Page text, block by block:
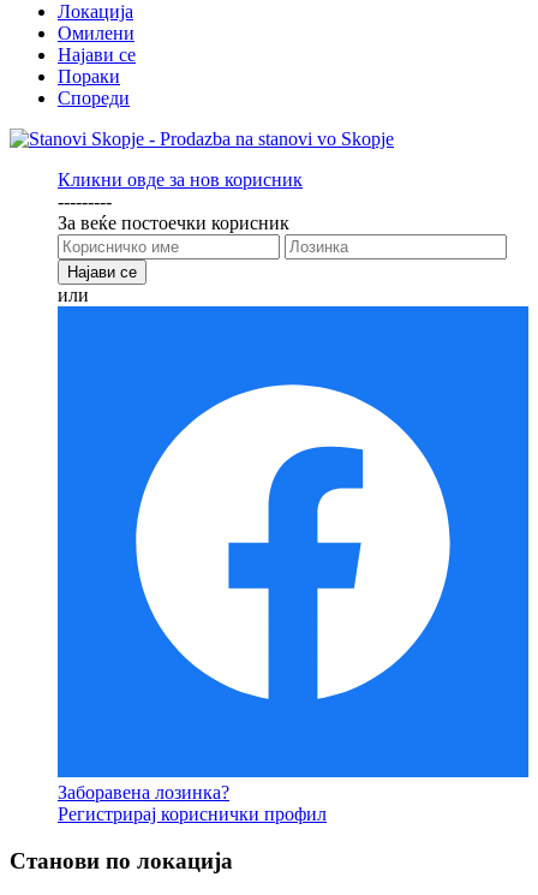
Локација
Омилени
Најави се
Пораки
Спореди
Кликни овде за нов корисник
---------
За веќе постоечки корисник
или
Заборавена лозинка?
Регистрирај кориснички профил
Станови по локација